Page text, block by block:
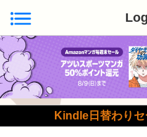
Kindle日替わり